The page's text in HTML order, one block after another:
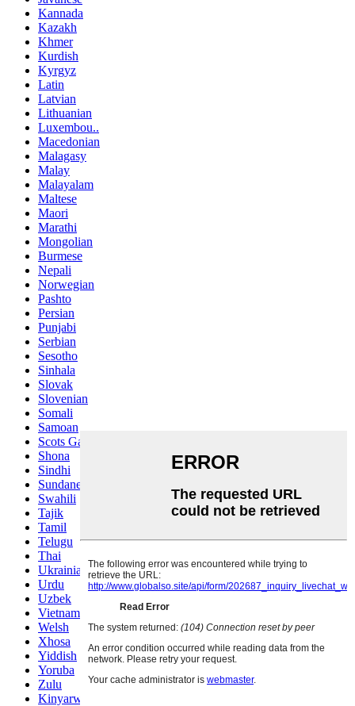
Kannada
Kazakh
Khmer
Kurdish
Kyrgyz
Latin
Latvian
Lithuanian
Luxembou..
Macedonian
Malagasy
Malay
Malayalam
Maltese
Maori
Marathi
Mongolian
Burmese
Nepali
Norwegian
Pashto
Persian
Punjabi
Serbian
Sesotho
Sinhala
Slovak
Slovenian
Somali
Samoan
Scots Gaelic
Shona
Sindhi
Sundanese
Swahili
Tajik
Tamil
Telugu
Thai
Ukrainian
Urdu
Uzbek
Vietnamese
Welsh
Xhosa
Yiddish
Yoruba
Zulu
Kinyarwanda